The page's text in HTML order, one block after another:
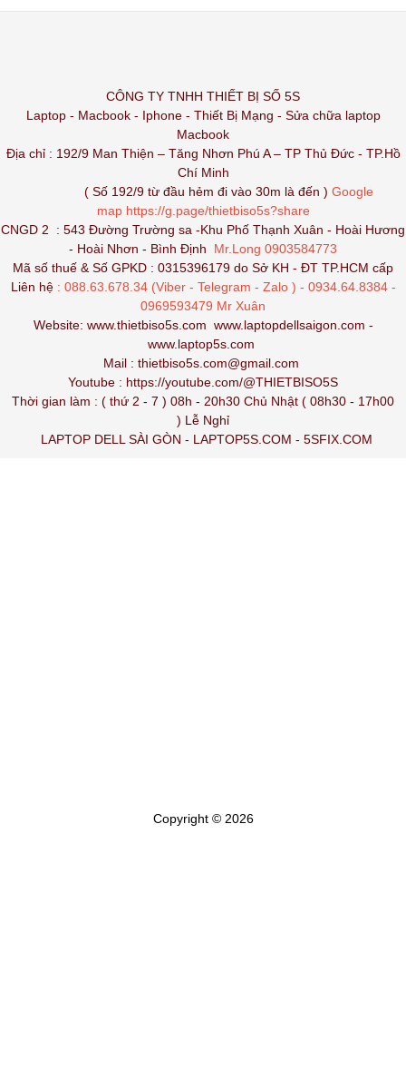
CÔNG TY TNHH THIẾT BỊ SỐ 5S
Laptop - Macbook - Iphone - Thiết Bị Mạng - Sửa chữa laptop
Macbook
Địa chỉ : 192/9 Man Thiện – Tăng Nhơn Phú A – TP Thủ Đức - TP.Hồ
Chí Minh
( Số 192/9 từ đầu hẻm đi vào 30m là đến ) Google
map https://g.page/thietbiso5s?share
CNGD 2 : 543 Đường Trường sa -Khu Phố Thạnh Xuân - Hoài Hương
- Hoài Nhơn - Bình Định
Mr.Long 0903584773
Mã số thuế & Số GPKD : 0315396179 do Sở KH - ĐT TP.HCM cấp
Liên hệ : 088.63.678.34 (Viber - Telegram - Zalo ) - 0934.64.8384 -
0969593479 Mr Xuân
Website: www.thietbiso5s.com www.laptopdellsaigon.com -
www.laptop5s.com
Mail : thietbiso5s.com@gmail.com
Youtube : https://youtube.com/@THIETBISO5S
Thời gian làm : ( thứ 2 - 7 ) 08h - 20h30 Chủ Nhật ( 08h30 - 17h00
) Lễ Nghỉ
LAPTOP DELL SÀI GÒN - LAPTOP5S.COM - 5SFIX.COM
Copyright © 2026